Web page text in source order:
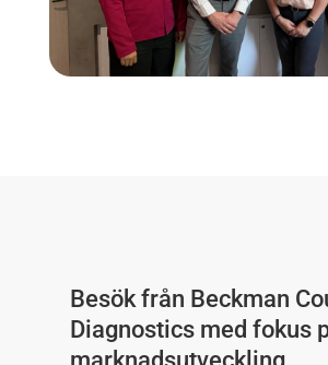
Besök från Beckman
Diagnostics med fokus